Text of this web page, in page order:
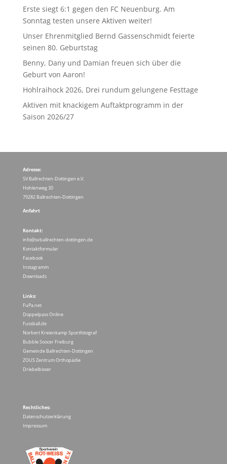
Erste siegt 6:1 gegen den FC Neuenburg. Am
Sonntag testen unsere Aktiven weiter!
Unser Ehrenmitglied Bernd Gassenschmidt feierte
seinen 80. Geburtstag
Benny, Dany und Damian freuen sich über die
Geburt von Aaron!
Hohlraihock 2026, Drei rundum gelungene Festtage
Aktiven mit knackigem Auftaktprogramm in der
Saison 2026/27
Adresse:
SV Ballrechten-Dottingen e.V.
Hohlenweg 30
79282 Ballrechten-Dottingen
Anfahrt
Kontakt:
info@svballrechten-dottingen.de
Kontaktformular
Facebook
Instagramm
Downloads
Links:
FuPa.net
Doppelpass Online
Fussball.de
Norbert Kreienkamp Sportfotograf
Bubble Soocer Freiburg
Gemeinde Ballrechten-Dottingen
ZOUS Zentrum Orthopädie
Driebelbisser
Rechtliches:
Datenschutzerklärung
Impressum